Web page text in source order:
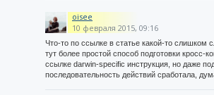
oisee
10 февраля 2015, 09:16
Что-то по ссылке в статье какой-то слишком
тут более простой способ подготовки кросс-
ссылке darwin-specific инструкция, но даже
последовательность действий сработала,